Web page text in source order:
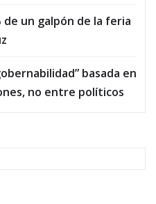
un galpón de la feria
basada en
no entre políticos